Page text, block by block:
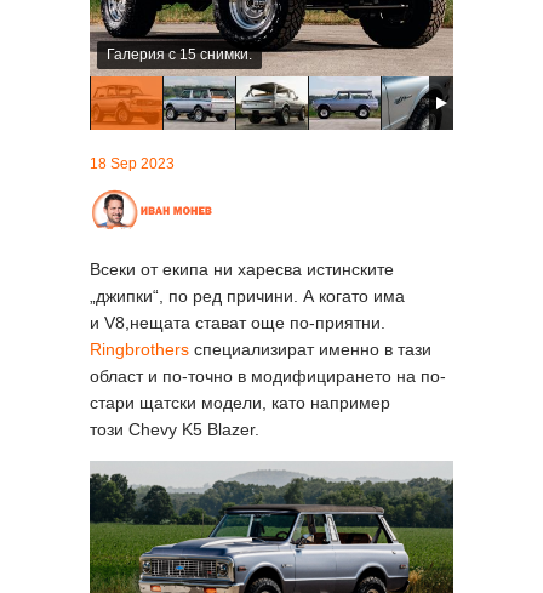
Галерия с 15 снимки.
18 Sep 2023
Всеки от екипа ни харесва истинските
„джипки“, по ред причини. А когато има
и V8,нещата стават още по-приятни.
Ringbrothers специализират именно в тази
област и по-точно в модифицирането на по-
стари щатски модели, като например
този Chevy K5 Blazer.